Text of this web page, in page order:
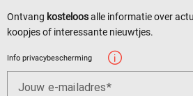
Ontvang kosteloosalle informatie over
koopjes of interessante nieuwtjes.
Info privacybescherming
Jouw e-mailadres